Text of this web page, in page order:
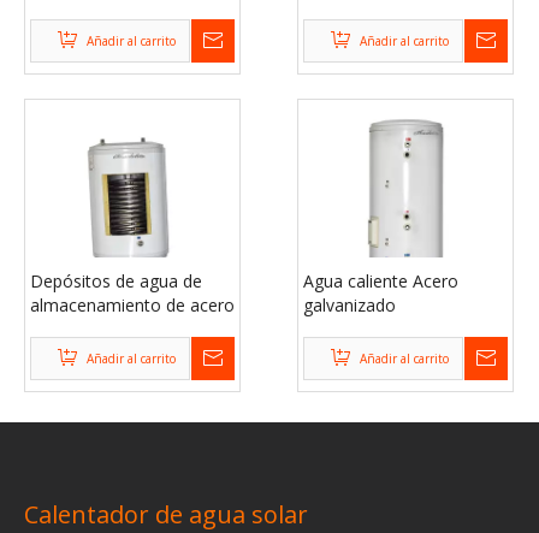
hogaresAñadir al carrito
capacidad para hogares
Añadir al carrito
Depósitos de agua de
almacenamiento de acero
sobre el suelo
Añadir al carrito
Agua caliente Acero
galvanizado
de agua comercial
Añadir al carrito
Calentador de agua solar